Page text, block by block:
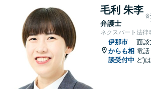
毛利 朱李
弁護士
ネクスパート法律
伊那市
からも相
談受付中
面談
電
ど)